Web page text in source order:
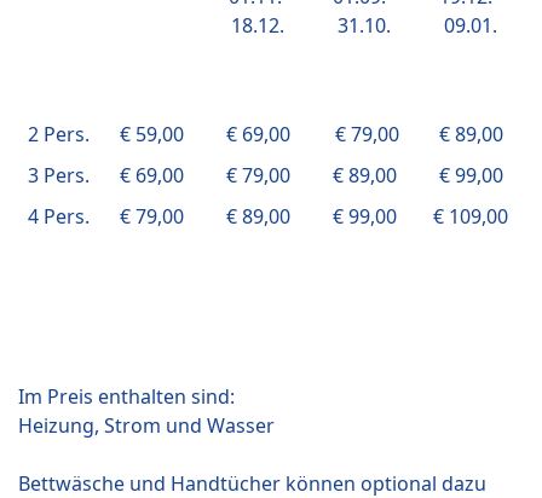
18.12.
31.10.
09.01.
2 Pers. € 59,00 € 69,00 € 79,00
€ 89,00
3 Pers.
€ 69,00 € 79,00 € 89,00
€ 99,00
4 Pers.
€ 79,00 € 89,00 € 99,00 € 109,00
Im Preis enthalten sind:
Heizung, Strom und Wasser
Bettwäsche und Handtücher können optional dazu